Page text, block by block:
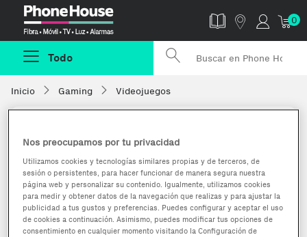
0
Todo
Inicio Gaming Videojuegos
Nos preocupamos por tu privacidad
Utilizamos cookies y tecnologías similares propias y de terceros, de
sesión o persistentes, para hacer funcionar de manera segura nuestra
página web y personalizar su contenido. Igualmente, utilizamos cookies
para medir y obtener datos de la navegación que realizas y para ajustar la
publicidad a tus gustos y preferencias. Puedes configurar y aceptar el uso
de cookies a continuación. Asimismo, puedes modificar tus opciones de
consentimiento en cualquier momento visitando la Configuración de